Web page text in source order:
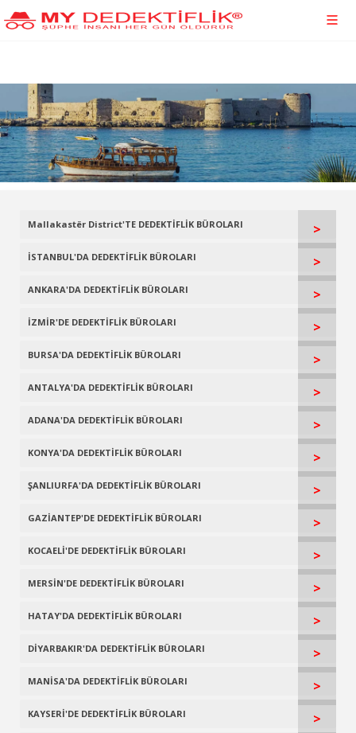
Mallakastër District'TE DEDEKTİFLİK BÜROLARI >
İSTANBUL'DA DEDEKTİFLİK BÜROLARI >
ANKARA'DA DEDEKTİFLİK BÜROLARI >
İZMİR'DE DEDEKTİFLİK BÜROLARI >
BURSA'DA DEDEKTİFLİK BÜROLARI >
ANTALYA'DA DEDEKTİFLİK BÜROLARI >
ADANA'DA DEDEKTİFLİK BÜROLARI >
KONYA'DA DEDEKTİFLİK BÜROLARI >
ŞANLIURFA'DA DEDEKTİFLİK BÜROLARI >
GAZİANTEP'DE DEDEKTİFLİK BÜROLARI >
KOCAELİ'DE DEDEKTİFLİK BÜROLARI >
MERSİN'DE DEDEKTİFLİK BÜROLARI >
HATAY'DA DEDEKTİFLİK BÜROLARI >
DİYARBAKIR'DA DEDEKTİFLİK BÜROLARI >
MANİSA'DA DEDEKTİFLİK BÜROLARI >
KAYSERİ'DE DEDEKTİFLİK BÜROLARI >